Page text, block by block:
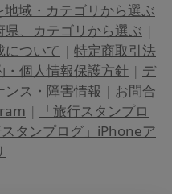
域・カテゴリから選ぶ
、カテゴリから選ぶ |
について | 特定商取引法
・個人情報保護方針 | デ
ンス・障害情報 | お問合
|
「旅行スタンプロ
スタンプログ」iPhoneア